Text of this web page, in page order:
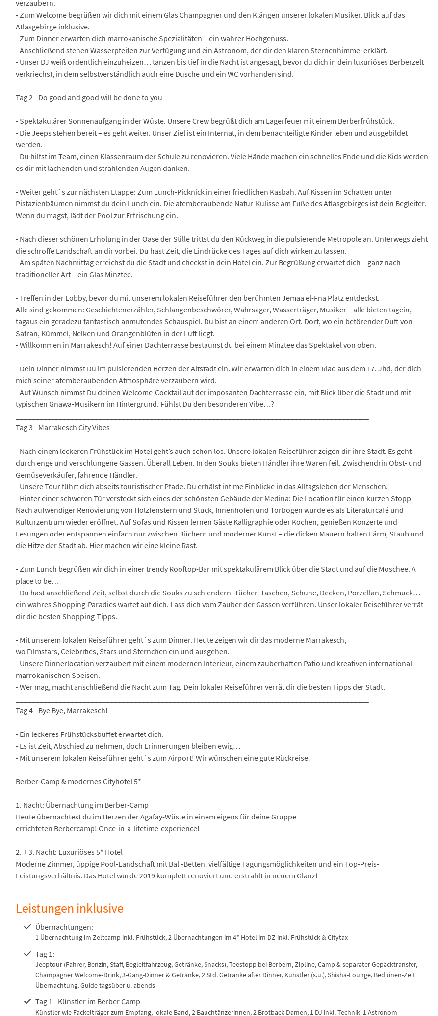
verzaubern.
- Zum Welcome begrüßen wir dich mit einem Glas Champagner und den Klängen unserer lokalen Musiker. Blick auf das
Atlasgebirge inklusive.
- Zum Dinner erwarten dich marrokanische Spezialitäten – ein wahrer Hochgenuss.
- Anschließend stehen Wasserpfeifen zur Verfügung und ein Astronom, der dir den klaren Sternenhimmel erklärt.
- Unser DJ weiß ordentlich einzuheizen… tanzen bis tief in die Nacht ist angesagt, bevor du dich in dein luxuriöses Berberzelt
verkriechst, in dem selbstverständlich auch eine Dusche und ein WC vorhanden sind.
Tag 2 - Do good and good will be done to you
- Spektakulärer Sonnenaufgang in der Wüste. Unsere Crew begrüßt dich am Lagerfeuer mit einem Berberfrühstück.
- Die Jeeps stehen bereit – es geht weiter. Unser Ziel ist ein Internat, in dem benachteiligte Kinder leben und ausgebildet
werden.
- Du hilfst im Team, einen Klassenraum der Schule zu renovieren. Viele Hände machen ein schnelles Ende und die Kids werden
es dir mit lachenden und strahlenden Augen danken.
- Weiter geht´s zur nächsten Etappe: Zum Lunch-Picknick in einer friedlichen Kasbah. Auf Kissen im Schatten unter
Pistazienbäumen nimmst du dein Lunch ein. Die atemberaubende Natur-Kulisse am Fuße des Atlasgebirges ist dein Begleiter.
Wenn du magst, lädt der Pool zur Erfrischung ein.
- Nach dieser schönen Erholung in der Oase der Stille trittst du den Rückweg in die pulsierende Metropole an. Unterwegs zieht
die schroffe Landschaft an dir vorbei. Du hast Zeit, die Eindrücke des Tages auf dich wirken zu lassen.
- Am späten Nachmittag erreichst du die Stadt und checkst in dein Hotel ein. Zur Begrüßung erwartet dich – ganz nach
traditioneller Art – ein Glas Minztee.
- Treffen in der Lobby, bevor du mit unserem lokalen Reiseführer den berühmten Jemaa el-Fna Platz entdeckst.
Alle sind gekommen: Geschichtenerzähler, Schlangenbeschwörer, Wahrsager, Wasserträger, Musiker – alle bieten tagein,
tagaus ein geradezu fantastisch anmutendes Schauspiel. Du bist an einem anderen Ort. Dort, wo ein betörender Duft von
Safran, Kümmel, Nelken und Orangenblüten in der Luft liegt.
- Willkommen in Marrakesch! Auf einer Dachterrasse bestaunst du bei einem Minztee das Spektakel von oben.
- Dein Dinner nimmst Du im pulsierenden Herzen der Altstadt ein. Wir erwarten dich in einem Riad aus dem 17. Jhd, der dich
mich seiner atemberaubenden Atmosphäre verzaubern wird.
- Auf Wunsch nimmst Du deinen Welcome-Cocktail auf der imposanten Dachterrasse ein, mit Blick über die Stadt und mit
typischen Gnawa-Musikern im Hintergrund. Fühlst Du den besonderen Vibe…?
Tag 3 - Marrakesch City Vibes
- Nach einem leckeren Frühstück im Hotel geht’s auch schon los. Unsere lokalen Reiseführer zeigen dir ihre Stadt. Es geht
durch enge und verschlungene Gassen. Überall Leben. In den Souks bieten Händler ihre Waren feil. Zwischendrin Obst- und
Gemüseverkäufer, fahrende Händler.
- Unsere Tour führt dich abseits touristischer Pfade. Du erhälst intime Einblicke in das Alltagsleben der Menschen.
- Hinter einer schweren Tür versteckt sich eines der schönsten Gebäude der Medina: Die Location für einen kurzen Stopp.
Nach aufwendiger Renovierung von Holzfenstern und Stuck, Innenhöfen und Torbögen wurde es als Literaturcafé und
Kulturzentrum wieder eröffnet. Auf Sofas und Kissen lernen Gäste Kalligraphie oder Kochen, genießen Konzerte und
Lesungen oder entspannen einfach nur zwischen Büchern und moderner Kunst – die dicken Mauern halten Lärm, Staub und
die Hitze der Stadt ab. Hier machen wir eine kleine Rast.
- Zum Lunch begrüßen wir dich in einer trendy Rooftop-Bar mit spektakulärem Blick über die Stadt und auf die Moschee. A
place to be…
- Du hast anschließend Zeit, selbst durch die Souks zu schlendern. Tücher, Taschen, Schuhe, Decken, Porzellan, Schmuck…
ein wahres Shopping-Paradies wartet auf dich. Lass dich vom Zauber der Gassen verführen. Unser lokaler Reiseführer verrät
dir die besten Shopping-Tipps.
- Mit unserem lokalen Reiseführer geht´s zum Dinner. Heute zeigen wir dir das moderne Marrakesch,
wo Filmstars, Celebrities, Stars und Sternchen ein und ausgehen.
- Unsere Dinnerlocation verzaubert mit einem modernen Interieur, einem zauberhaften Patio und kreativen international-
marrokanischen Speisen.
- Wer mag, macht anschließend die Nacht zum Tag. Dein lokaler Reiseführer verrät dir die besten Tipps der Stadt.
Tag 4 - Bye Bye, Marrakesch!
- Ein leckeres Frühstücksbuffet erwartet dich.
- Es ist Zeit, Abschied zu nehmen, doch Erinnerungen bleiben ewig…
- Mit unserem lokalen Reiseführer geht´s zum Airport! Wir wünschen eine gute Rückreise!
Berber-Camp & modernes Cityhotel 5*
1. Nacht: Übernachtung im Berber-Camp
Heute übernachtest du im Herzen der Agafay-Wüste in einem eigens für deine Gruppe
errichteten Berbercamp! Once-in-a-lifetime-experience!
2. + 3. Nacht: Luxuriöses 5* Hotel
Moderne Zimmer, üppige Pool-Landschaft mit Bali-Betten, vielfältige Tagungsmöglichkeiten und ein Top-Preis-
Leistungsverhältnis. Das Hotel wurde 2019 komplett renoviert und erstrahlt in neuem Glanz!
Leistungen inklusive
Übernachtungen:
1 Übernachtung im Zeltcamp inkl. Frühstück, 2 Übernachtungen im 4* Hotel im DZ inkl. Frühstück & Citytax
Tag 1:
Jeeptour (Fahrer, Benzin, Staff, Begleitfahrzeug, Getränke, Snacks), Teestopp bei Berbern, Zipline, Camp & separater Gepäcktransfer,
Champagner Welcome-Drink, 3-Gang-Dinner & Getränke, 2 Std. Getränke after Dinner, Künstler (s.u.), Shisha-Lounge, Beduinen-Zelt
Übernachtung, Guide tagsüber u. abends
Tag 1 - Künstler im Berber Camp
Künstler wie Fackelträger zum Empfang, lokale Band, 2 Bauchtänzerinnen, 2 Brotback-Damen, 1 DJ inkl. Technik, 1 Astronom